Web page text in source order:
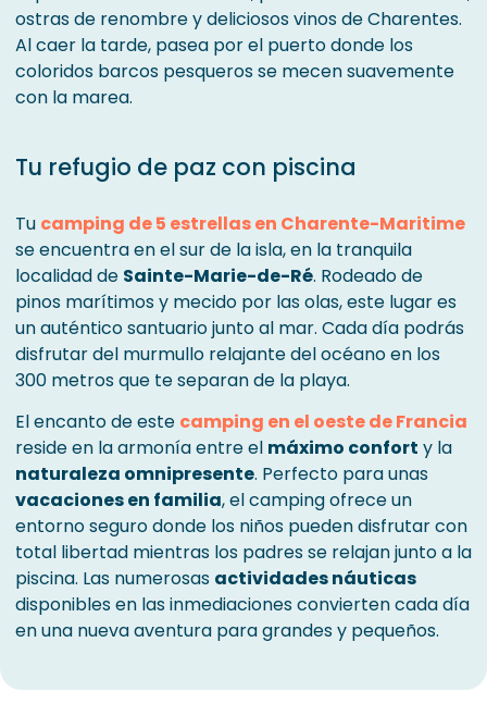
ostras de renombre y deliciosos vinos de Charentes.
Al caer la tarde, pasea por el puerto donde los
coloridos barcos pesqueros se mecen suavemente
con la marea.
Tu refugio de paz con piscina
Tu camping de 5 estrellas en Charente-Maritime
se encuentra en el sur de la isla, en la tranquila
localidad de Sainte-Marie-de-Ré. Rodeado de
pinos marítimos y mecido por las olas, este lugar es
un auténtico santuario junto al mar. Cada día podrás
disfrutar del murmullo relajante del océano en los
300 metros que te separan de la playa.
El encanto de este camping en el oeste de Francia
reside en la armonía entre el máximo confort y la
naturaleza omnipresente. Perfecto para unas
vacaciones en familia, el camping ofrece un
entorno seguro donde los niños pueden disfrutar con
total libertad mientras los padres se relajan junto a la
piscina. Las numerosas actividades náuticas
disponibles en las inmediaciones convierten cada día
en una nueva aventura para grandes y pequeños.